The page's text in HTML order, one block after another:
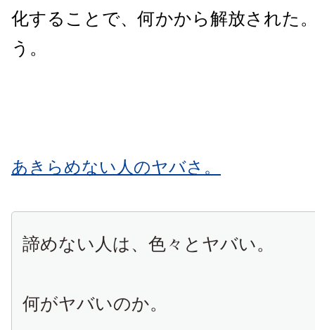
化することで、何かから解放された
う。
あきらめない人のヤバさ。
諦めない人は、色々とヤバい。
何がヤバいのか。